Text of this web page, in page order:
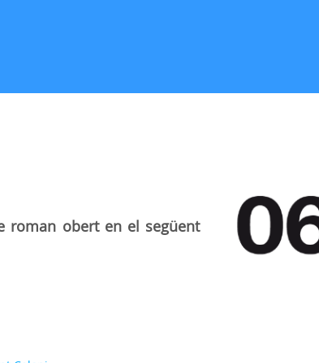
roman obert en el següent